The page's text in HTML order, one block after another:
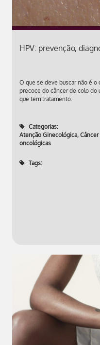
HPV: prevenção,
O que se deve buscar não é o
precoce do câncer de colo do
que tem tratamento.
Categorias:
Atenção Ginecológica,
oncológicas
Tags: